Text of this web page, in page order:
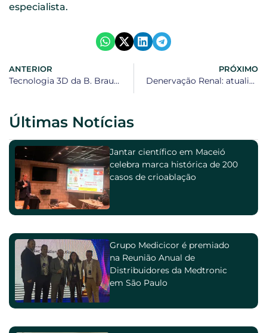
especialista.
ANTERIOR
Tecnologia 3D da B. Braun é apresentada no Hospital Ernesto Simões
PRÓXIMO
Denervação Renal: atualizações e prática
Últimas Notícias
Jantar científico em Maceió
celebra marca histórica de 200
casos de crioablação
Grupo Medicicor é premiado
na Reunião Anual de
Distribuidores da Medtronic
em São Paulo